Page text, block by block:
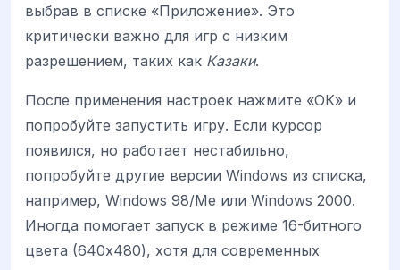
выбрав в списке «Приложение». Это
критически важно для игр с низким
разрешением, таких как Казаки.
После применения настроек нажмите «ОК» и
попробуйте запустить игру. Если курсор
появился, но работает нестабильно,
попробуйте другие версии Windows из списка,
например, Windows 98/Me или Windows 2000.
Иногда помогает запуск в режиме 16-битного
цвета (640x480), хотя для современных